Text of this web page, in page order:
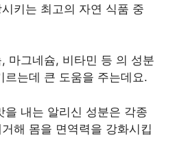
키는 최고의 자연 식품 중
마그네슘, 비타민 등 의 성분
르는데 큰 도움을 주는데요.
을 내는 알리신 성분은 각종
해 몸을 면역력을 강화시킵